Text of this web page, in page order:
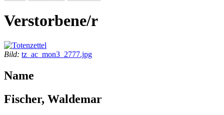
Verstorbene/r
Bild: tz_ac_mon3_2777.jpg
Name
Fischer, Waldemar